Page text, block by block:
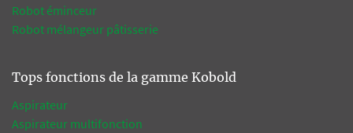
Robot éminceur
Robot mélangeur pâtisserie
Tops fonctions de la gamme Kobold
Aspirateur
Aspirateur multifonction